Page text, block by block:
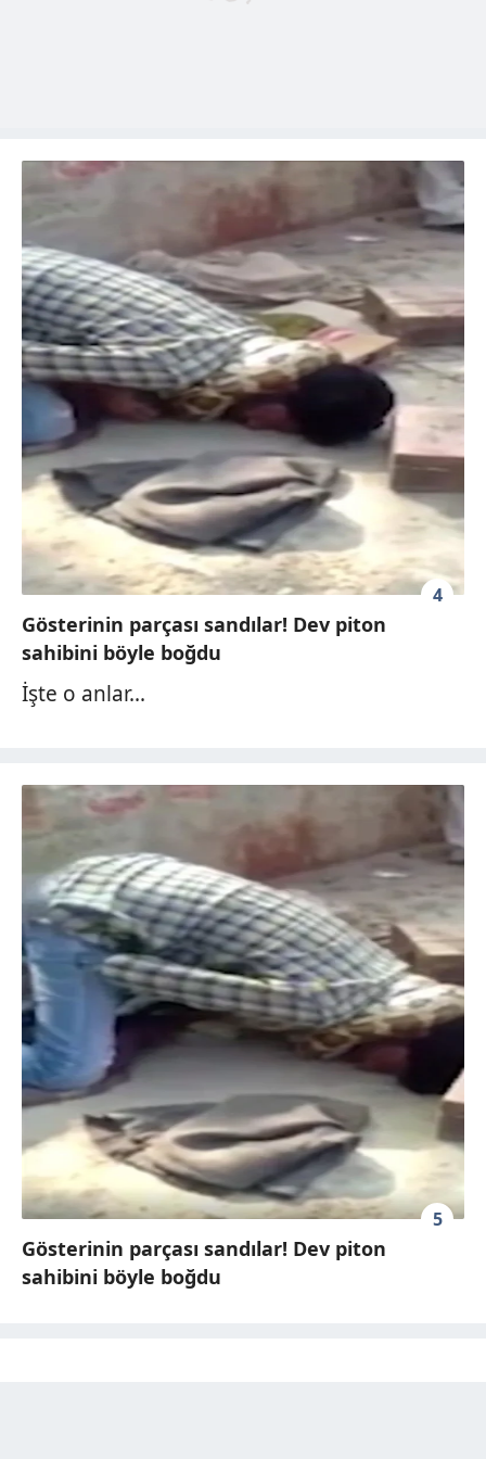
4
Gösterinin parçası sandılar! Dev piton
sahibini böyle boğdu
İşte o anlar...
5
Gösterinin parçası sandılar! Dev piton
sahibini böyle boğdu